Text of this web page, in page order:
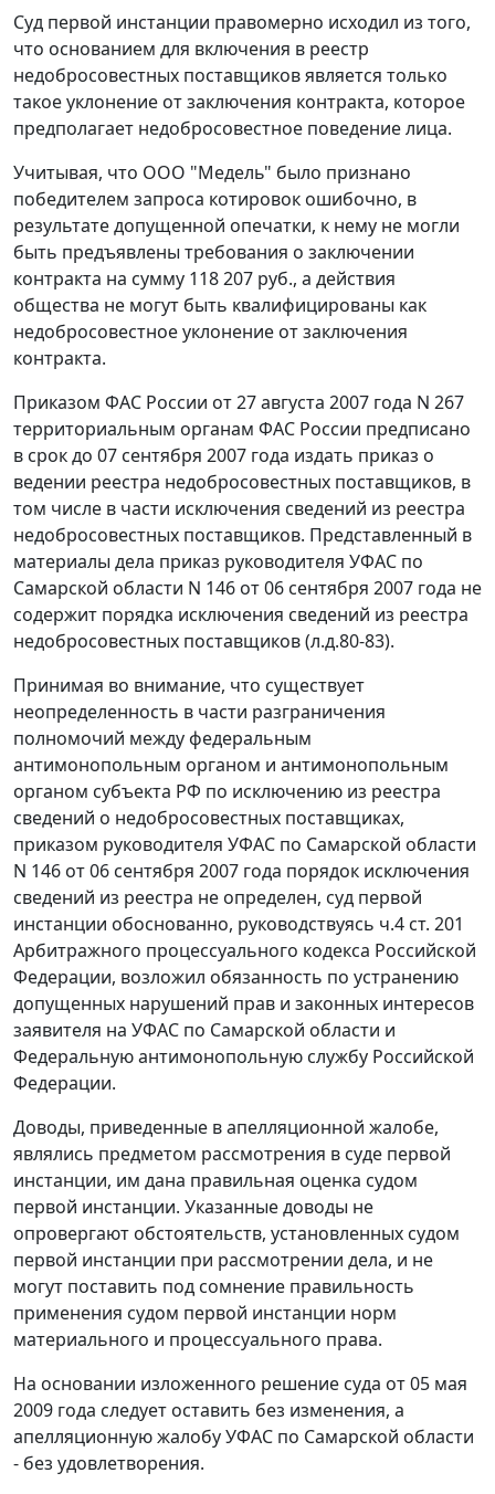
Суд первой инстанции правомерно исходил из того,
что основанием для включения в реестр
недобросовестных поставщиков является только
такое уклонение от заключения контракта, которое
предполагает недобросовестное поведение лица.
Учитывая, что ООО "Медель" было признано
победителем запроса котировок ошибочно, в
результате допущенной опечатки, к нему не могли
быть предъявлены требования о заключении
контракта на сумму 118 207 руб., а действия
общества не могут быть квалифицированы как
недобросовестное уклонение от заключения
контракта.
Приказом ФАС России от 27 августа 2007 года N 267
территориальным органам ФАС России предписано
в срок до 07 сентября 2007 года издать приказ о
ведении реестра недобросовестных поставщиков, в
том числе в части исключения сведений из реестра
недобросовестных поставщиков. Представленный в
материалы дела приказ руководителя УФАС по
Самарской области N 146 от 06 сентября 2007 года не
содержит порядка исключения сведений из реестра
недобросовестных поставщиков (л.д.80-83).
Принимая во внимание, что существует
неопределенность в части разграничения
полномочий между федеральным
антимонопольным органом и антимонопольным
органом субъекта РФ по исключению из реестра
сведений о недобросовестных поставщиках,
приказом руководителя УФАС по Самарской области
N 146 от 06 сентября 2007 года порядок исключения
сведений из реестра не определен, суд первой
инстанции обоснованно, руководствуясь ч.4 ст. 201
Арбитражного процессуального кодекса Российской
Федерации, возложил обязанность по устранению
допущенных нарушений прав и законных интересов
заявителя на УФАС по Самарской области и
Федеральную антимонопольную службу Российской
Федерации.
Доводы, приведенные в апелляционной жалобе,
являлись предметом рассмотрения в суде первой
инстанции, им дана правильная оценка судом
первой инстанции. Указанные доводы не
опровергают обстоятельств, установленных судом
первой инстанции при рассмотрении дела, и не
могут поставить под сомнение правильность
применения судом первой инстанции норм
материального и процессуального права.
На основании изложенного решение суда от 05 мая
2009 года следует оставить без изменения, а
апелляционную жалобу УФАС по Самарской области
- без удовлетворения.